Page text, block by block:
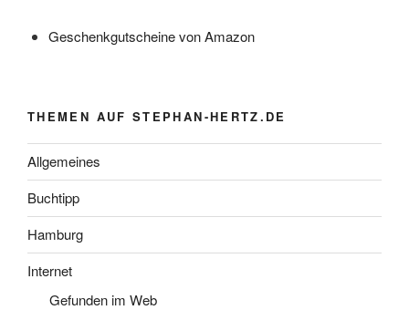
Geschenkgutscheine von Amazon
THEMEN AUF STEPHAN-HERTZ.DE
Allgemeines
Buchtipp
Hamburg
Internet
Gefunden im Web